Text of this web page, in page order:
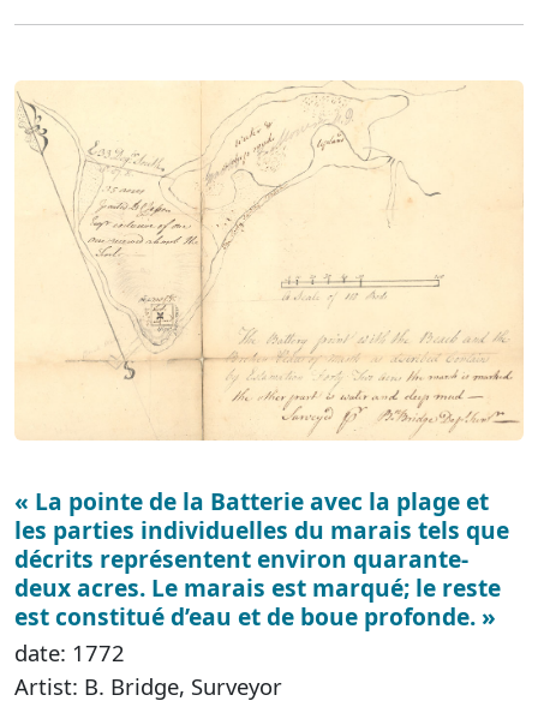
« La pointe de la Batterie avec la plage et
les parties individuelles du marais tels que
décrits représentent environ quarante-
deux acres. Le marais est marqué; le reste
est constitué d’eau et de boue profonde. »
date: 1772
Artist: B. Bridge, Surveyor